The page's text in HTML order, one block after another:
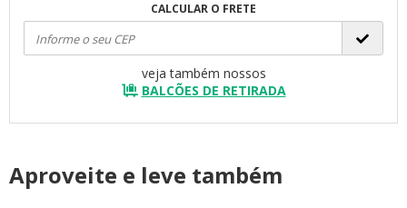
CALCULAR O FRETE
veja também nossos
BALCÕES DE RETIRADA
Aproveite e leve também